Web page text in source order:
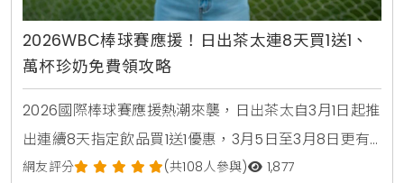
2026WBC棒球賽應援！日出茶太連8天買1送1、
萬杯珍奶免費領攻略
2026國際棒球賽應援熱潮來襲，日出茶太自3月1日起推
出連續8天指定飲品買1送1優惠，3月5日至3月8日更有
萬杯太極3號免費領取活動，民眾只需於社群留言應援
網友評分 (共108人參與) 1,877